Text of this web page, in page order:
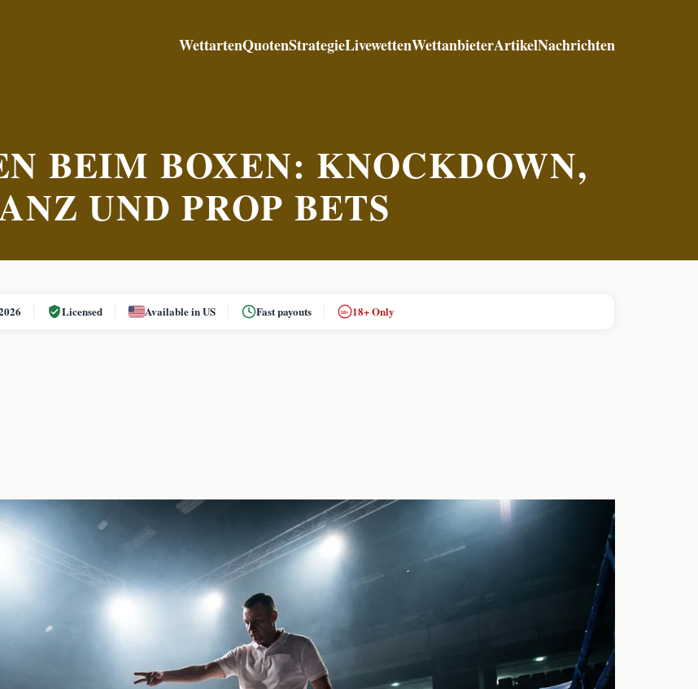
WettartenQuotenStrategieLivewettenWettanbieterArtikelNachrichten
BEIM BOXEN: KNOCKDOWN,
UND PROP BETS
Licensed Available in US Fast payouts 18+ 18+ Only